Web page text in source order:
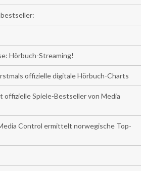
Hörbuch-Streaming!
offizielle digitale Hörbuch-Charts
Spiele-Bestseller von Media
Control ermittelt norwegische Top-